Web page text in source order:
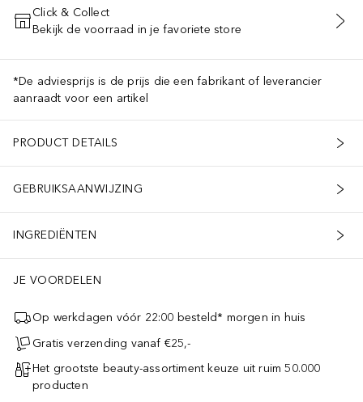
VOEG TOE AAN WINKELMANDJE
Click & Collect
Bekijk de voorraad in je favoriete store
*De adviesprijs is de prijs die een fabrikant of leverancier
aanraadt voor een artikel
PRODUCT DETAILS
GEBRUIKSAANWIJZING
INGREDIËNTEN
JE VOORDELEN
Op werkdagen vóór 22:00 besteld* morgen in huis
Gratis verzending vanaf €25,-
Het grootste beauty-assortiment keuze uit ruim 50.000
producten